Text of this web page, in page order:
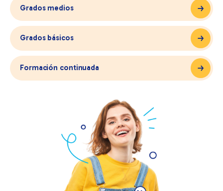
Grados medios
Grados básicos
Formación continuada